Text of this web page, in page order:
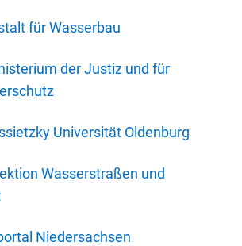
für Wasserbau
der Justiz und für
Universität Oldenburg
Wasserstraßen und
Niedersachsen